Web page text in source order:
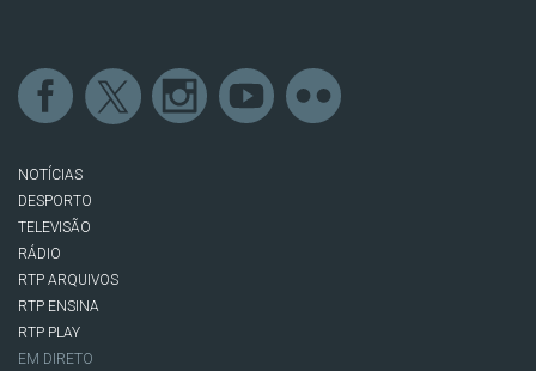
NOTÍCIAS
DESPORTO
TELEVISÃO
RÁDIO
RTP ARQUIVOS
RTP ENSINA
RTP PLAY
EM DIRETO